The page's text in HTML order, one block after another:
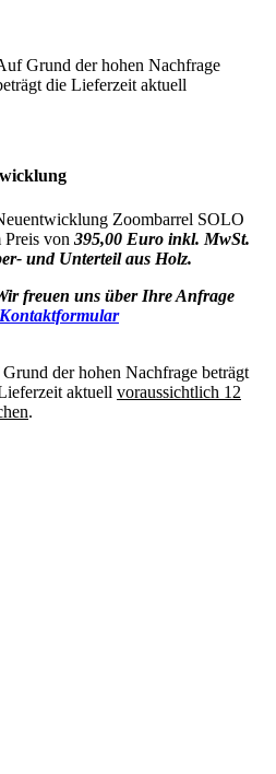
Grund der hohen Nachfrage
die Lieferzeit aktuell
Zoombarrel SOLO
Preis von 395,00 Euro inkl. MwSt.
und Unterteil aus Holz.
freuen uns über Ihre Anfrage
Kontaktformular
der hohen Nachfrage beträgt
aktuell voraussichtlich 12
.